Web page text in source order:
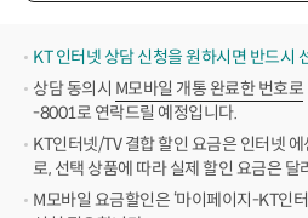
KT 인터넷 상담 신청을 원하시면 반드시
상담 동의시 M모바일 개통 완료한 번호로
-8001로 연락드릴 예정입니다.
KT인터넷/TV 결합 할인 요금은 인터넷
로, 선택 상품에 따라 실제 할인 요금은 달
M모바일 요금할인은 ‘마이페이지-KT인